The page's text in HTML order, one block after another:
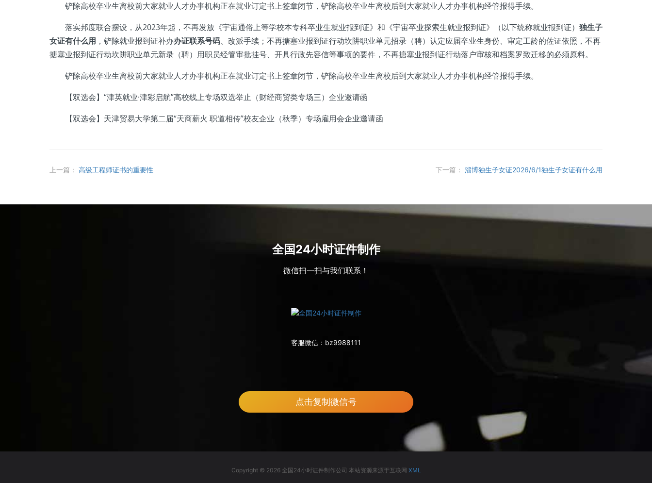
铲除高校卒业生离校前大家就业人才办事机构正在就业订定书上签章闭节，铲除高校卒业生离校后到大家就业人才办事机构经管报得手续。
落实邦度联合摆设，从2023年起，不再发放《宇宙通俗上等学校本专科卒业生就业报到证》和《宇宙卒业探索生就业报到证》（以下统称就业报到证） 独生子
女证有什么用 ，铲除就业报到证补办办证联系号码、改派手续；不再搪塞业报到证行动坎阱职业单元招录（聘）认定应届卒业生身份、审定工龄的佐证依照，不再
搪塞业报到证行动坎阱职业单元新录（聘）用职员经管审批挂号、开具行政先容信等事项的要件，不再搪塞业报到证行动落户审核和档案罗致迁移的必须原料。
铲除高校卒业生离校前大家就业人才办事机构正在就业订定书上签章闭节，铲除高校卒业生离校后到大家就业人才办事机构经管报得手续。
【双选会】“津英就业·津彩启航”高校线上专场双选举止（财经商贸类专场三）企业邀请函
【双选会】天津贸易大学第二届“天商薪火 职道相传”校友企业（秋季）专场雇用会企业邀请函
上一篇： 高级工程师证书的重要性 下一篇： 淄博独生子女证2026/6/1独生子女证有什么用
全国24小时证件制作
微信扫一扫与我们联系！
客服微信： bz9988111
点击复制微信号
Copyright © 2026 全国24小时证件制作公司 本站资源来源于互联网 XML